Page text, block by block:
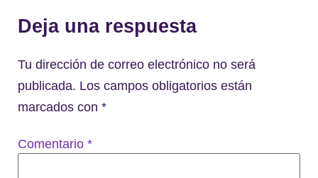
Deja una respuesta
Tu dirección de correo electrónico no será
publicada. Los campos obligatorios están
marcados con *
Comentario *